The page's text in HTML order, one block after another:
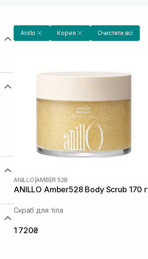
Anillo Корея Очистити всі
ANILLO AMBER 528
ANILLO Amber528 Body Scrub 170 г
Скраб для тіла
1 720₴